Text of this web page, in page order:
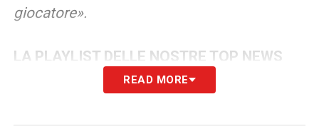
giocatore».
LA PLAYLIST DELLE NOSTRE TOP NEWS
READ MORE